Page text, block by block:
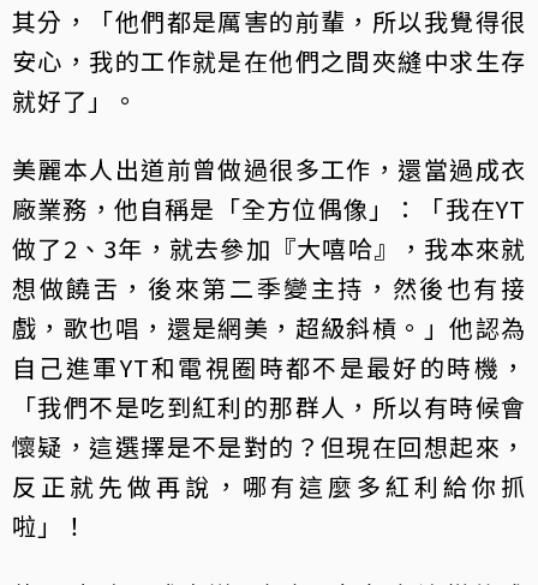
其分，「他們都是厲害的前輩，所以我覺得很
安心，我的工作就是在他們之間夾縫中求生存
就好了」。
美麗本人出道前曾做過很多工作，還當過成衣
廠業務，他自稱是「全方位偶像」：「我在YT
做了2、3年，就去參加『大嘻哈』，我本來就
想做饒舌，後來第二季變主持，然後也有接
戲，歌也唱，還是網美，超級斜槓。」他認為
自己進軍YT和電視圈時都不是最好的時機，
「我們不是吃到紅利的那群人，所以有時候會
懷疑，這選擇是不是對的？但現在回想起來，
反正就先做再說，哪有這麼多紅利給你抓
啦」！